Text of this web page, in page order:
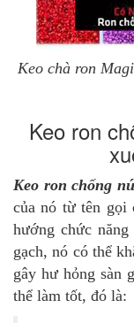
Keo chà ron
Keo ron
Keo ron chống
của nó từ tên gọi
hướng chức
gạch, nó có thể
gây hư hỏng sàn
thể làm tốt, đó là: